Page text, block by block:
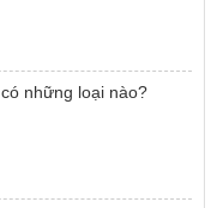
những loại nào?